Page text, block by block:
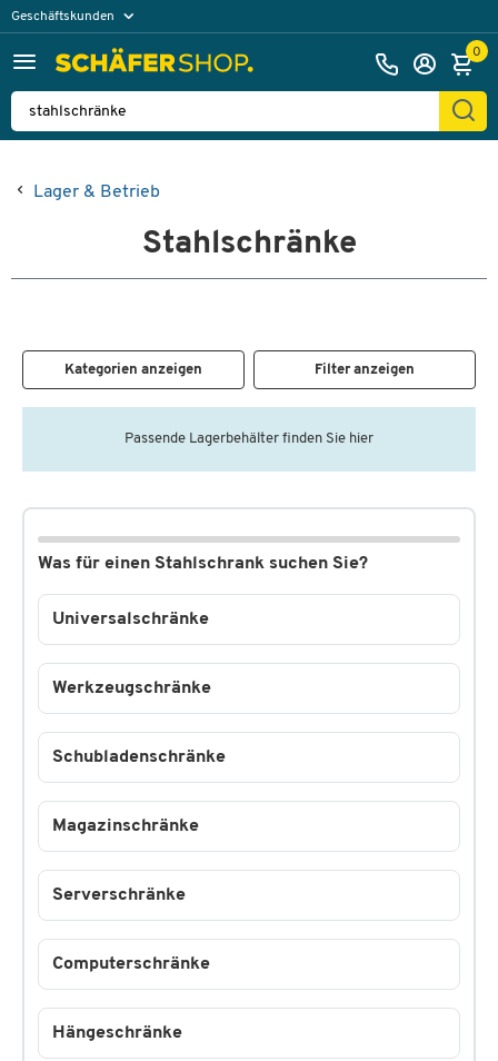
Geschäftskunden
0
Lager & Betrieb
Stahlschränke
Kategorien anzeigen Filter anzeigen
Passende Lagerbehälter finden Sie hier
Was für einen Stahlschrank suchen Sie?
Universalschränke
Werkzeugschränke
Schubladenschränke
Magazinschränke
Serverschränke
Computerschränke
Hängeschränke